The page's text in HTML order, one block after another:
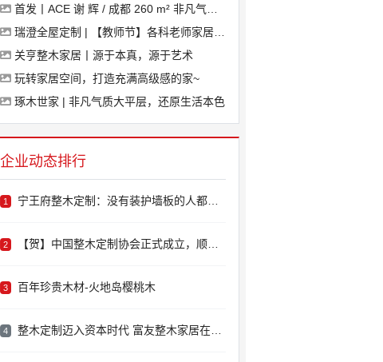
首发丨ACE 谢 辉 / 成都 260 m² 非凡气质大平层，还原生...
瑞澄全屋定制 | 【教师节】各科老师家居风格大猜想！
关亨整木家居丨源于本真，源于艺术
玩转家居空间，打造充满高级感的家~
琢木世家 | 非凡气质大平层，还原生活本色
企业动态排行
1 宁王府整木定制：没有装护墙板的人都后悔了！
2 【贺】中国整木定制协会正式成立，顺心整木家居当选为副会长单位
3 百年珍贵木材-火地岛樱桃木
4 整木定制迈入资本时代 富友整木家居在英上市